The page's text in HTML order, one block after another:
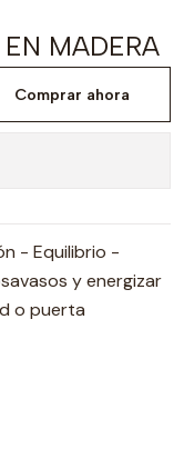
MADERA
Comprar ahora
- Equilibrio -
y energizar
o puerta